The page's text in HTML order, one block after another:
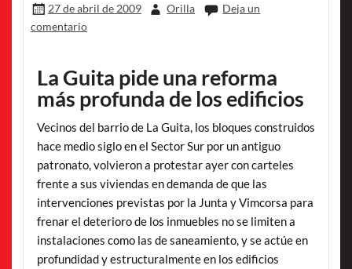
27 de abril de 2009 Orilla
Deja un
comentario
La Guita pide una reforma
más profunda de los edificios
Vecinos del barrio de La Guita, los bloques construidos
hace medio siglo en el Sector Sur por un antiguo
patronato, volvieron a protestar ayer con carteles
frente a sus viviendas en demanda de que las
intervenciones previstas por la Junta y Vimcorsa para
frenar el deterioro de los inmuebles no se limiten a
instalaciones como las de saneamiento, y se actúe en
profundidad y estructuralmente en los edificios